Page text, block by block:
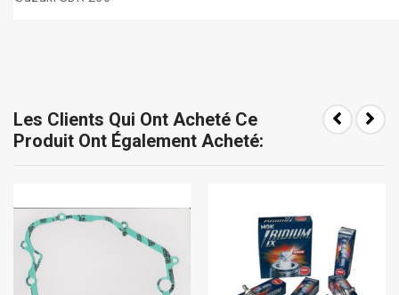
Les Clients Qui Ont Acheté Ce
Produit Ont Également Acheté: